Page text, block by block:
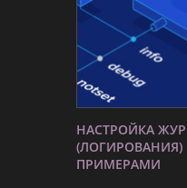
НАСТРОЙКА
(ЛОГИРОВАНИЯ)
ПРИМЕРАМИ